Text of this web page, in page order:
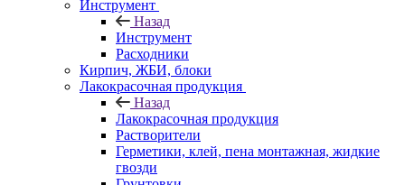
Инструмент
Назад
Инструмент
Расходники
Кирпич, ЖБИ, блоки
Лакокрасочная продукция
Назад
Лакокрасочная продукция
Растворители
Герметики, клей, пена монтажная, жидкие
гвозди